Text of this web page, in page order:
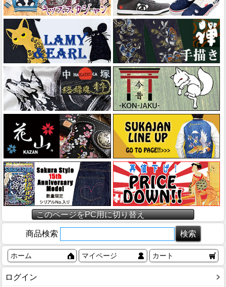
このページをPC用に切り替え
商品検索
ホーム マイページ カート
ログイン